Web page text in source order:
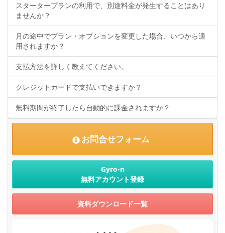
スタータープランの利用で、別途料金が発生することはあり
ませんか？
月の途中でプラン・オプションを変更した場合、いつから適
用されますか？
支払方法を詳しく教えてください。
クレジットカードで支払いできますか？
無料期間が終了したら自動的に課金されますか？
お問合せフォーム
Gyro-n
無料アカウント登録
資料ダウンロード一覧